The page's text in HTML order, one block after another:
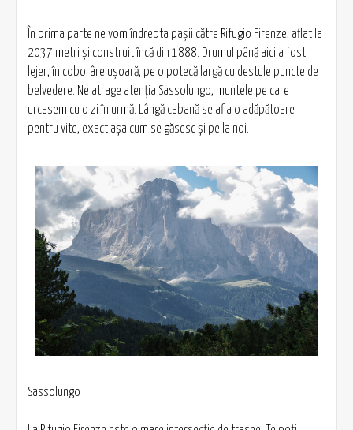
În prima parte ne vom îndrepta paşii către Rifugio Firenze, aflat la
2037 metri şi construit încă din 1888. Drumul până aici a fost
lejer, în coborâre uşoară, pe o potecă largă cu destule puncte de
belvedere. Ne atrage atenţia Sassolungo, muntele pe care
urcasem cu o zi în urmă. Lângă cabană se afla o adăpătoare
pentru vite, exact aşa cum se găsesc şi pe la noi.
Sassolungo